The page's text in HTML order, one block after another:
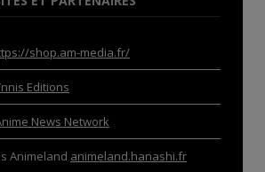
shop.am-media.fr/
Editions
News Network
Animeland animeland.hanashi.fr